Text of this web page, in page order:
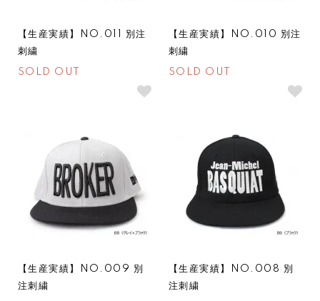
【生産実績】NO.011 別注
刺繍
SOLD OUT
【生産実績】NO.010 別注
刺繍
SOLD OUT
【生産実績】NO.009 別
注刺繍
【生産実績】NO.008 別
注刺繍